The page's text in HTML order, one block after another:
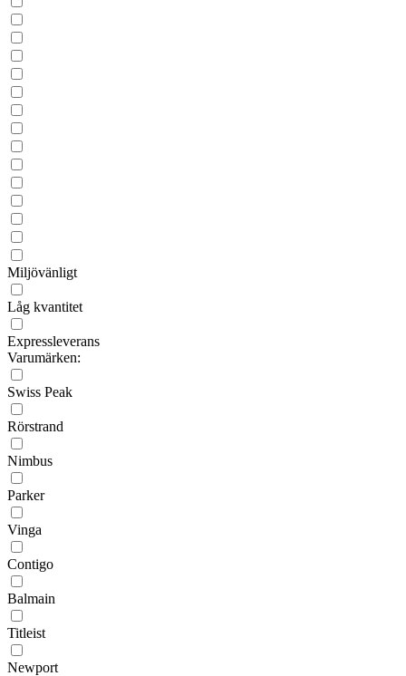
Miljövänligt
Låg kvantitet
Expressleverans
Varumärken:
Swiss Peak
Rörstrand
Nimbus
Parker
Vinga
Contigo
Balmain
Titleist
Newport